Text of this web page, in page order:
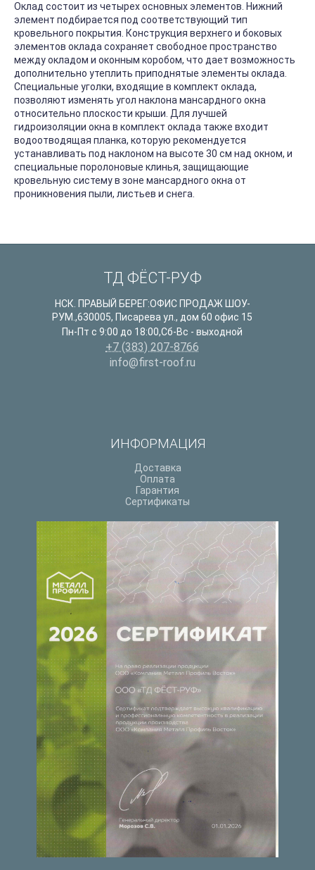
Оклад состоит из четырех основных элементов. Нижний
элемент подбирается под соответствующий тип
кровельного покрытия. Конструкция верхнего и боковых
элементов оклада сохраняет свободное пространство
между окладом и оконным коробом, что дает возможность
дополнительно утеплить приподнятые элементы оклада.
Специальные уголки, входящие в комплект оклада,
позволяют изменять угол наклона мансардного окна
относительно плоскости крыши. Для лучшей
гидроизоляции окна в комплект оклада также входит
водоотводящая планка, которую рекомендуется
устанавливать под наклоном на высоте 30 см над окном, и
специальные поролоновые клинья, защищающие
кровельную систему в зоне мансардного окна от
проникновения пыли, листьев и снега.
ТД ФЁСТ-РУФ
НСК. ПРАВЫЙ БЕРЕГ:ОФИС ПРОДАЖ ШОУ-
РУМ.,630005, Писарева ул., дом 60 офис 15
Пн-Пт с 9:00 до 18:00,Сб-Вс - выходной
+7 (383) 207-8766
info@first-roof.ru
ИНФОРМАЦИЯ
Доставка
Оплата
Гарантия
Сертификаты